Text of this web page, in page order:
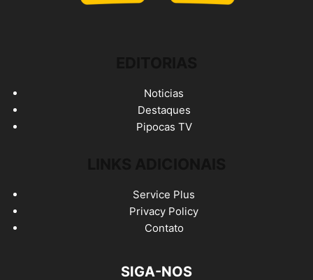
Noticias
Destaques
Pipocas TV
Service Plus
Privacy Policy
Contato
SIGA-NOS